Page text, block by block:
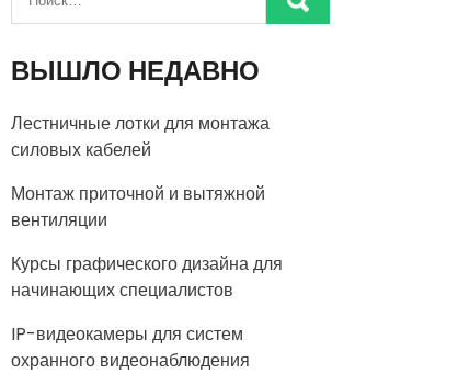
ВЫШЛО НЕДАВНО
Лестничные лотки для монтажа
силовых кабелей
Монтаж приточной и вытяжной
вентиляции
Курсы графического дизайна для
начинающих специалистов
IP-видеокамеры для систем
охранного видеонаблюдения